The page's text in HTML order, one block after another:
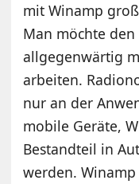
mit Winamp
Man möchte
allgegenwärtig
arbeiten.
nur an der
mobile Geräte,
Bestandteil in
werden.